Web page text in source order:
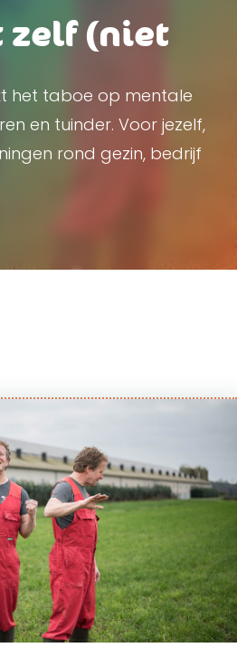
zelf (niet
het taboe op mentale
en tuinder. Voor jezelf,
rond gezin, bedrijf